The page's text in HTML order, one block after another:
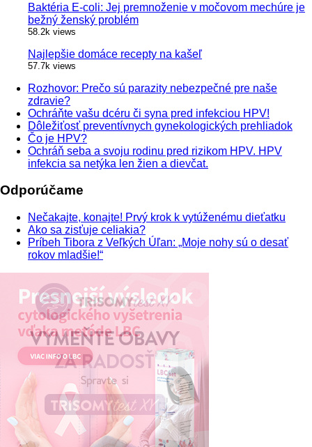
Baktéria E-coli: Jej premnoženie v močovom mechúre je
bežný ženský problém
58.2k views
Najlepšie domáce recepty na kašeľ
57.7k views
Rozhovor: Prečo sú parazity nebezpečné pre naše
zdravie?
Ochráňte vašu dcéru či syna pred infekciou HPV!
Dôležiťosť preventívnych gynekologických prehliadok
Čo je HPV?
Ochráň seba a svoju rodinu pred rizikom HPV. HPV
infekcia sa netýka len žien a dievčat.
Odporúčame
Nečakajte, konajte! Prvý krok k vytúženému dieťatku
Ako sa zisťuje celiakia?
Príbeh Tibora z Veľkých Úľan: „Moje nohy sú o desať
rokov mladšie!“